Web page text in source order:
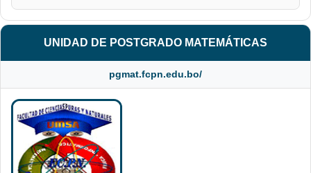
UNIDAD DE POSTGRADO MATEMÁTICAS
pgmat.fcpn.edu.bo/